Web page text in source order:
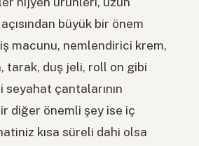
büyük bir önem
macunu, nemlendirici krem,
tarak, duş jeli, roll on gibi
seyahat çantalarının
diğer önemli şey ise iç
kısa süreli dahi olsa